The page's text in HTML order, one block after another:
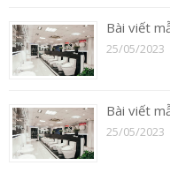
Bài viết
25/05/2023
Bài viết
25/05/2023